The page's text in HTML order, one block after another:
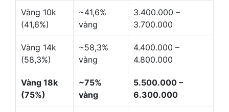
Vàng 10k
(41,6%)
~41,6%
vàng
3.400.000 –
3.700.000
Vàng 14k
(58,3%)
~58,3%
vàng
4.400.000 –
4.800.000
Vàng 18k
(75%)
~75%
vàng
5.500.000 –
6.300.000